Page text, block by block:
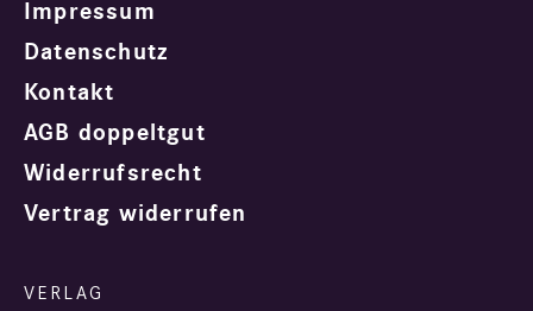
Impressum
Datenschutz
Kontakt
AGB doppeltgut
Widerrufsrecht
Vertrag widerrufen